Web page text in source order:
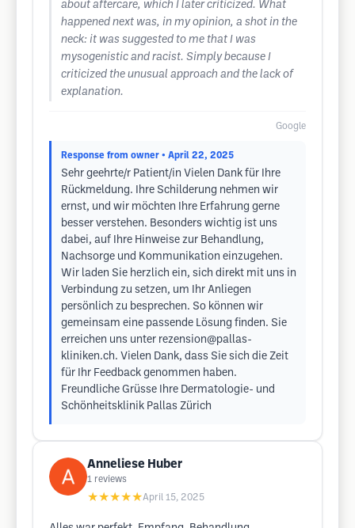
about aftercare, which I later criticized. What
happened next was, in my opinion, a shot in the
neck: it was suggested to me that I was
mysogenistic and racist. Simply because I
criticized the unusual approach and the lack of
explanation.
Google
Response from owner • April 22, 2025
Sehr geehrte/r Patient/in Vielen Dank für Ihre
Rückmeldung. Ihre Schilderung nehmen wir
ernst, und wir möchten Ihre Erfahrung gerne
besser verstehen. Besonders wichtig ist uns
dabei, auf Ihre Hinweise zur Behandlung,
Nachsorge und Kommunikation einzugehen.
Wir laden Sie herzlich ein, sich direkt mit uns in
Verbindung zu setzen, um Ihr Anliegen
persönlich zu besprechen. So können wir
gemeinsam eine passende Lösung finden. Sie
erreichen uns unter rezension@pallas-
kliniken.ch. Vielen Dank, dass Sie sich die Zeit
für Ihr Feedback genommen haben.
Freundliche Grüsse Ihre Dermatologie- und
Schönheitsklinik Pallas Zürich
Anneliese Huber
1 reviews
★★★★★April 15, 2025